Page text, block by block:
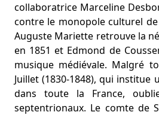
collaboratrice Marceline
contre le monopole culturel de
Auguste Mariette retrouve la
en 1851 et Edmond de
musique médiévale. Malgré
Juillet (1830-1848), qui institue
dans toute la France,
septentrionaux. Le comte de